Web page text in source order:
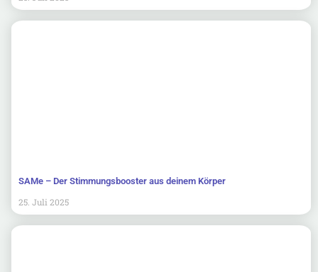
SAMe – Der Stimmungsbooster aus deinem Körper
25. Juli 2025